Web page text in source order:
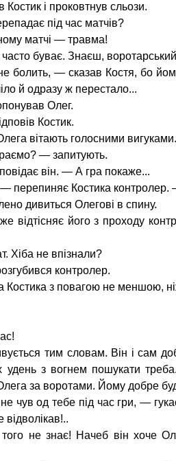
і проковтнув сльози.
під час матчів?
матчі — травма!
буває. Знаєш,
болить, — сказав Костя, бо
й одразу ж перестало...
Олег.
Костик.
вітають голосними вигу­ками.
— запитують.
він. — А гра покаже...
перепиняє Костика контро­лер.
дивиться Олегові в спину.
його з проходу
Хіба не впізнали?
контролер.
Костика з повагою не меншою,
тим словам. Він і сам
удень з вогнем пошукати
за воротами. Йому добре
чув од тебе під час гри, —
не знає! Начеб він хоче